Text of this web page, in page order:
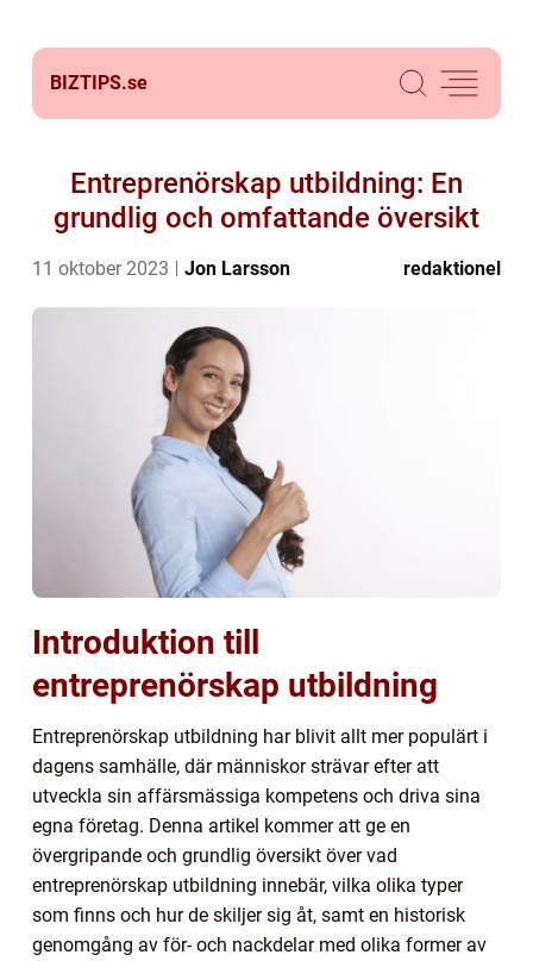
BIZTIPS.se
Entreprenörskap utbildning: En
grundlig och omfattande översikt
11 oktober 2023 Jon Larsson redaktionel
Introduktion till
entreprenörskap utbildning
Entreprenörskap utbildning har blivit allt mer populärt i
dagens samhälle, där människor strävar efter att
utveckla sin affärsmässiga kompetens och driva sina
egna företag. Denna artikel kommer att ge en
övergripande och grundlig översikt över vad
entreprenörskap utbildning innebär, vilka olika typer
som finns och hur de skiljer sig åt, samt en historisk
genomgång av för- och nackdelar med olika former av